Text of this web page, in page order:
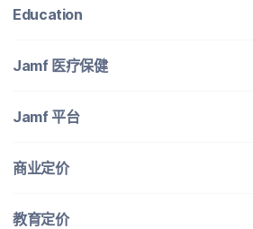
Education
Jamf 医​疗​保健
Jamf平台
商业定​价
教育定​价